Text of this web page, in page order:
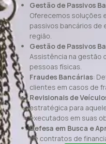
Gestão de Passivos
Oferecemos soluções
passivos bancários de
região.
Gestão de Passivos
Assistência na gestão
pessoas físicas.
Fraudes Bancárias:
clientes em casos de
Revisionais de
estratégica para
executados em suas
Defesa em Busca e
de contratos de